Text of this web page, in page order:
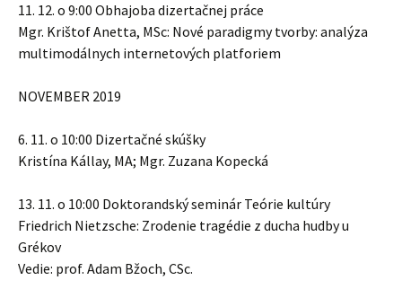
11. 12. o 9:00 Obhajoba dizertačnej práce
Mgr. Krištof Anetta, MSc: Nové paradigmy tvorby: analýza
multimodálnych internetových platforiem
NOVEMBER 2019
6. 11. o 10:00 Dizertačné skúšky
Kristína Kállay, MA; Mgr. Zuzana Kopecká
13. 11. o 10:00 Doktorandský seminár Teórie kultúry
Friedrich Nietzsche: Zrodenie tragédie z ducha hudby u
Grékov
Vedie: prof. Adam Bžoch, CSc.